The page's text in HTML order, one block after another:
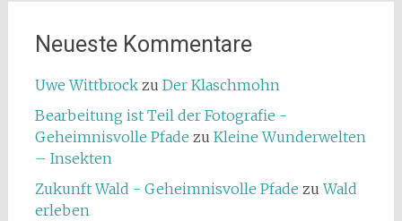
Neueste Kommentare
Uwe Wittbrockzu Der Klaschmohn
Bearbeitung ist Teil der Fotografie -
Geheimnisvolle Pfade zu Kleine Wunderwelten
– Insekten
Zukunft Wald - Geheimnisvolle Pfade zuWald
erleben